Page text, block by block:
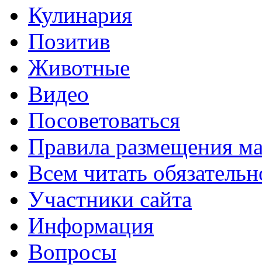
Кулинария
Позитив
Животные
Видео
Посоветоваться
Правила размещения
Всем читать
Участники сайта
Информация
Вопросы